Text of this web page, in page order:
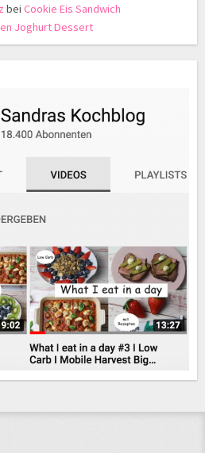
bei Cookie Eis Sandwich
Joghurt Dessert